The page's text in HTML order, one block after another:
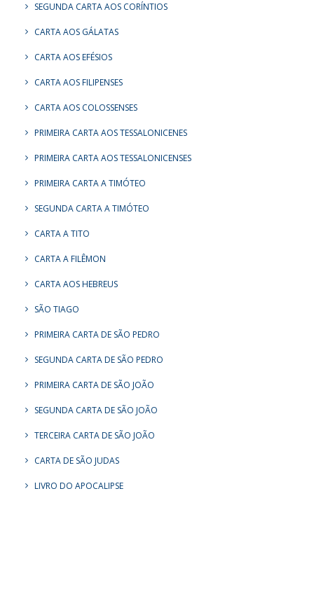
SEGUNDA CARTA AOS CORÍNTIOS
CARTA AOS GÁLATAS
CARTA AOS EFÉSIOS
CARTA AOS FILIPENSES
CARTA AOS COLOSSENSES
PRIMEIRA CARTA AOS TESSALONICENES
PRIMEIRA CARTA AOS TESSALONICENSES
PRIMEIRA CARTA A TIMÓTEO
SEGUNDA CARTA A TIMÓTEO
CARTA A TITO
CARTA A FILÊMON
CARTA AOS HEBREUS
SÃO TIAGO
PRIMEIRA CARTA DE SÃO PEDRO
SEGUNDA CARTA DE SÃO PEDRO
PRIMEIRA CARTA DE SÃO JOÃO
SEGUNDA CARTA DE SÃO JOÃO
TERCEIRA CARTA DE SÃO JOÃO
CARTA DE SÃO JUDAS
LIVRO DO APOCALIPSE